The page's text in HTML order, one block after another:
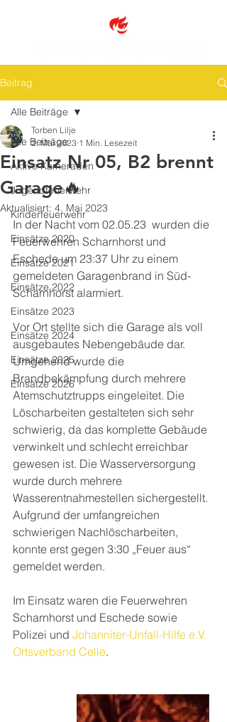
Beitrag
Alle Beiträge
Aktive Kameraden
Jugendfeuerwehr
Kinderfeuerwehr
Einsätze 2020
Einsätze 2021
Einsätze 2022
Einsätze 2023
Einsätze 2024
Einsätze 2025
Einsätze 2026
Alle Beiträge
Einsatz Nr 05, B2 brennt
Garage🔥
Torben Lilje
2. Mai 2023 1 Min. Lesezeit
Aktualisiert: 4. Mai 2023
In der Nacht vom 02.05.23  wurden die
Feuerwehren Scharnhorst und
Eschede um 23:37 Uhr zu einem
gemeldeten Garagenbrand in Süd-
Scharnhorst alarmiert.
Vor Ort stellte sich die Garage als voll
ausgebautes Nebengebäude dar.
Umgehend wurde die
Brandbekämpfung durch mehrere
Atemschutztrupps eingeleitet. Die
Löscharbeiten gestalteten sich sehr
schwierig, da das komplette Gebäude
verwinkelt und schlecht erreichbar
gewesen ist. Die Wasserversorgung
wurde durch mehrere
Wasserentnahmestellen sichergestellt.
Aufgrund der umfangreichen
schwierigen Nachlöscharbeiten,
konnte erst gegen 3:30 „Feuer aus“
gemeldet werden.
Im Einsatz waren die Feuerwehren
Scharnhorst und Eschede sowie
Polizei und Johanniter-Unfall-Hilfe e.V.
Ortsverband Celle.